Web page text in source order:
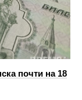
почти на 18